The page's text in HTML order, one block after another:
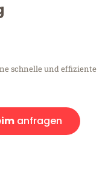
schnelle und effiziente
anfragen